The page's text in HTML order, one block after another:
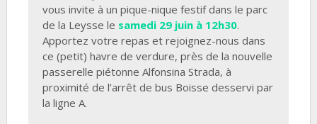
vous invite à un pique-nique festif dans le parc
de la Leysse le samedi 29 juin à 12h30.
Apportez votre repas et rejoignez-nous dans
ce (petit) havre de verdure, près de la nouvelle
passerelle piétonne Alfonsina Strada, à
proximité de l’arrêt de bus Boisse desservi par
la ligne A.